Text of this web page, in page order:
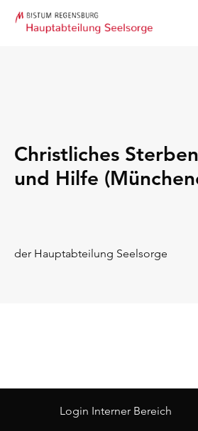
Christliches
und Hilfe
der Hauptabteilung Seelsorge
Login Interner Bereich